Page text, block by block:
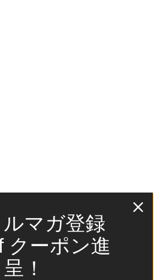
マガ登録
クーポン進
呈！